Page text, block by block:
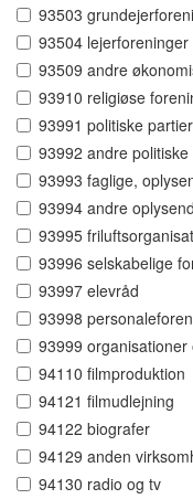
93503
93504 lejerforeninger
93509 andre
93910 religiøse
93991 politiske partier
93992 andre
93993 faglige,
93994 andre
93995
93996 selskabelige
93997 elevråd
93998
93999
94110 filmproduktion
94121 filmudlejning
94122 biografer
94129 anden
94130 radio og tv